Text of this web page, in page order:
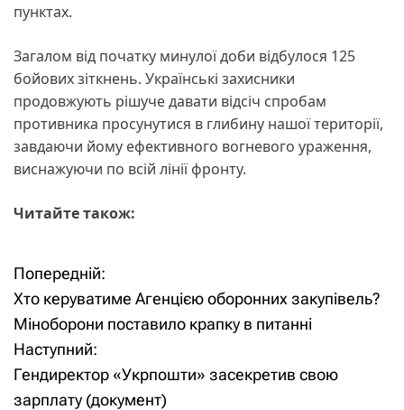
пунктах.
Загалом від початку минулої доби відбулося 125
бойових зіткнень. Українські захисники
продовжують рішуче давати відсіч спробам
противника просунутися в глибину нашої території,
завдаючи йому ефективного вогневого ураження,
виснажуючи по всій лінії фронту.
Читайте також:
Н
а
в
і
Попередній:
Хто керуватиме Агенцією оборонних закупівель?
Міноборони поставило крапку в питанні
Наступний:
Гендиректор «Укрпошти» засекретив свою
зарплату (документ)